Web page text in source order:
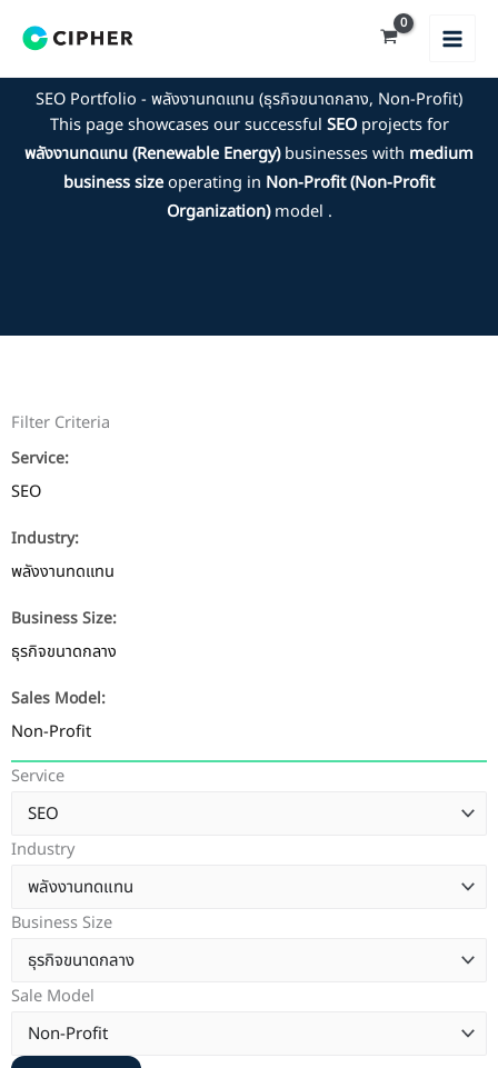
SEO Portfolio - พลังงานทดแทน (ธุรกิจขนาดกลาง, Non-Profit)
This page showcases our successful SEOprojects for
พลังงานทดแทน (Renewable Energy)businesses with medium
business sizeoperating in Non-Profit (Non-Profit
Organization)model .
Filter Criteria
Service:
SEO
Industry:
พลังงานทดแทน
Business Size:
ธุรกิจขนาดกลาง
Sales Model:
Non-Profit
Service
Industry
Business Size
Sale Model